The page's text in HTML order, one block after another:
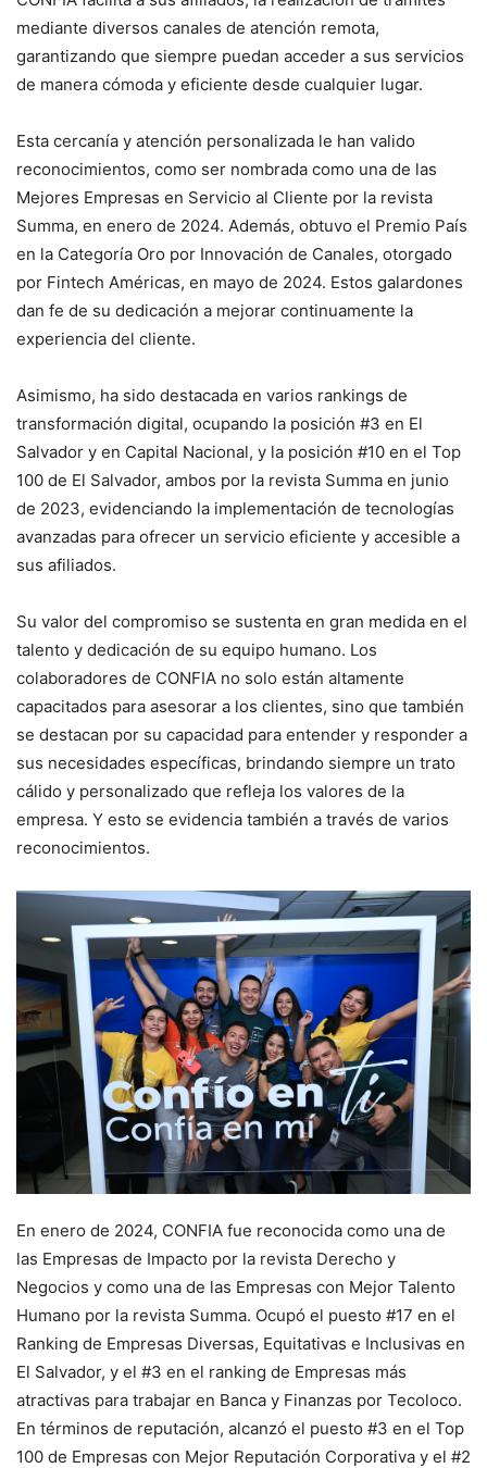
mediante diversos canales de atención remota,
garantizando que siempre puedan acceder a sus servicios
de manera cómoda y eficiente desde cualquier lugar.
Esta cercanía y atención personalizada le han valido
reconocimientos, como ser nombrada como una de las
Mejores Empresas en Servicio al Cliente por la revista
Summa, en enero de 2024. Además, obtuvo el Premio País
en la Categoría Oro por Innovación de Canales, otorgado
por Fintech Américas, en mayo de 2024. Estos galardones
dan fe de su dedicación a mejorar continuamente la
experiencia del cliente.
Asimismo, ha sido destacada en varios rankings de
transformación digital, ocupando la posición #3 en El
Salvador y en Capital Nacional, y la posición #10 en el Top
100 de El Salvador, ambos por la revista Summa en junio
de 2023, evidenciando la implementación de tecnologías
avanzadas para ofrecer un servicio eficiente y accesible a
sus afiliados.
Su valor del compromiso se sustenta en gran medida en el
talento y dedicación de su equipo humano. Los
colaboradores de CONFIA no solo están altamente
capacitados para asesorar a los clientes, sino que también
se destacan por su capacidad para entender y responder a
sus necesidades específicas, brindando siempre un trato
cálido y personalizado que refleja los valores de la
empresa. Y esto se evidencia también a través de varios
reconocimientos.
En enero de 2024, CONFIA fue reconocida como una de
las Empresas de Impacto por la revista Derecho y
Negocios y como una de las Empresas con Mejor Talento
Humano por la revista Summa. Ocupó el puesto #17 en el
Ranking de Empresas Diversas, Equitativas e Inclusivas en
El Salvador, y el #3 en el ranking de Empresas más
atractivas para trabajar en Banca y Finanzas por Tecoloco.
En términos de reputación, alcanzó el puesto #3 en el Top
100 de Empresas con Mejor Reputación Corporativa y el #2